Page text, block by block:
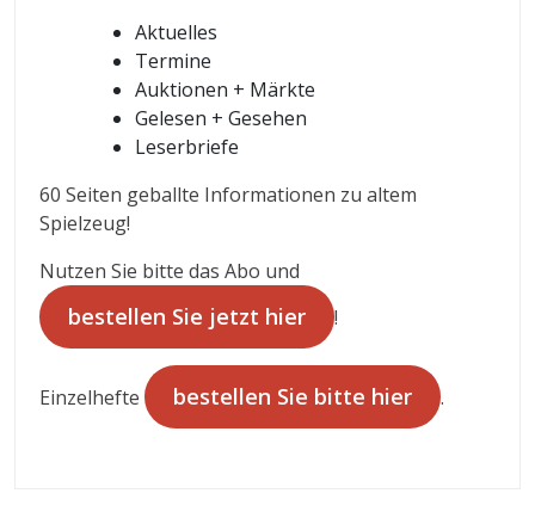
Aktuelles
Termine
Auktionen + Märkte
Gelesen + Gesehen
Leserbriefe
60 Seiten geballte Informationen zu altem
Spielzeug!
Nutzen Sie bitte das Abo und
bestellen Sie jetzt hier !
Einzelhefte bestellen Sie bitte hier .